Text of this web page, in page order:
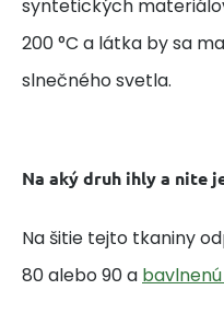
syntetických
200 °C a látka by sa
slnečného svetla.
Na aký druh ihly a nite
Na šitie tejto tkaniny
80 alebo 90 a